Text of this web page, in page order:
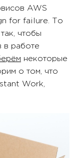
AWS
for failure. То
чтобы
в работе
некоторые
о том, что
Work,